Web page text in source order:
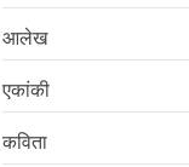
आलेख
एकांकी
कविता